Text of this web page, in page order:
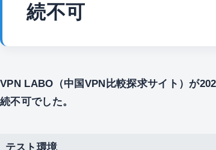
続不可
VPN LABO（中国VPN比較探求サイト）が
続不可でした。
テスト環境